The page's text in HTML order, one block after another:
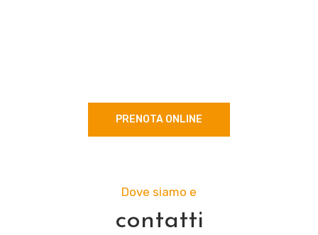
PRENOTA ONLINE
Dove siamo e
contatti